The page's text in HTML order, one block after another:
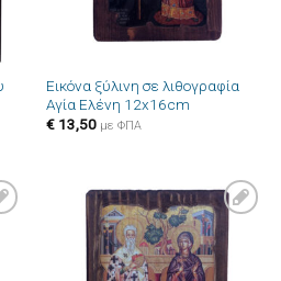
Εικόνα ξύλινη σε λιθογραφία
Αγία Ελένη 12x16cm
€13,50 με ΦΠΑ
Πρόσθήκη
στην λίστα
επιθυμιών